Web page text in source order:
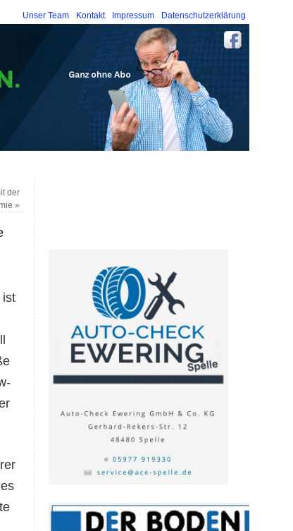
Unser Team Kontakt Impressum Datenschutzerklärung
der
»
ist